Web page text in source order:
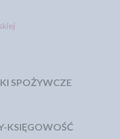
SPOŻYWCZE
KSIĘGOWOŚĆ